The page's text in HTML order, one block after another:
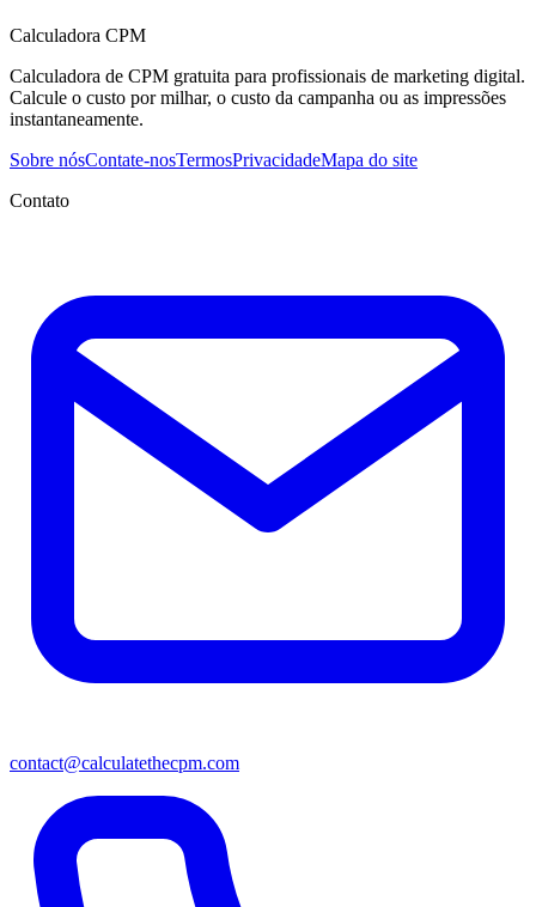
Calculadora CPM
Calculadora de CPM gratuita para profissionais de marketing digital.
Calcule o custo por milhar, o custo da campanha ou as impressões
instantaneamente.
Sobre nósContate-nosTermosPrivacidadeMapa do site
Contato
contact@calculatethecpm.com